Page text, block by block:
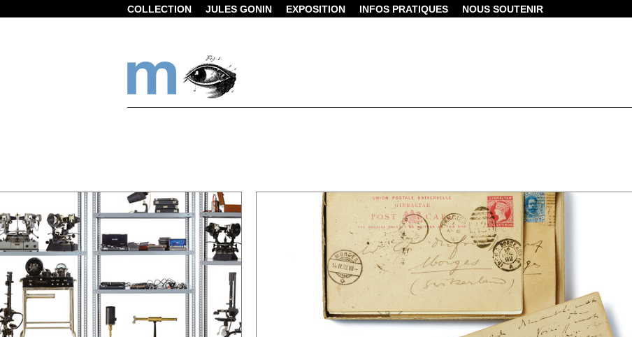
COLLECTION JULES GONIN EXPOSITION INFOS PRATIQUES NOUS SOUTENIR